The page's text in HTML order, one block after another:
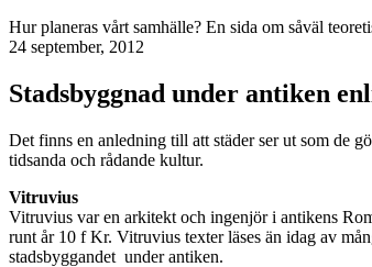
Hur planeras vårt samhälle? En sida om såväl
24 september, 2012
Stadsbyggnad under antiken
Det finns en anledning till att städer ser ut som de
tidsanda och rådande kultur.
Vitruvius
Vitruvius var en arkitekt och ingenjör i antikens
runt år 10 f Kr. Vitruvius texter läses än idag av
stadsbyggandet under antiken.